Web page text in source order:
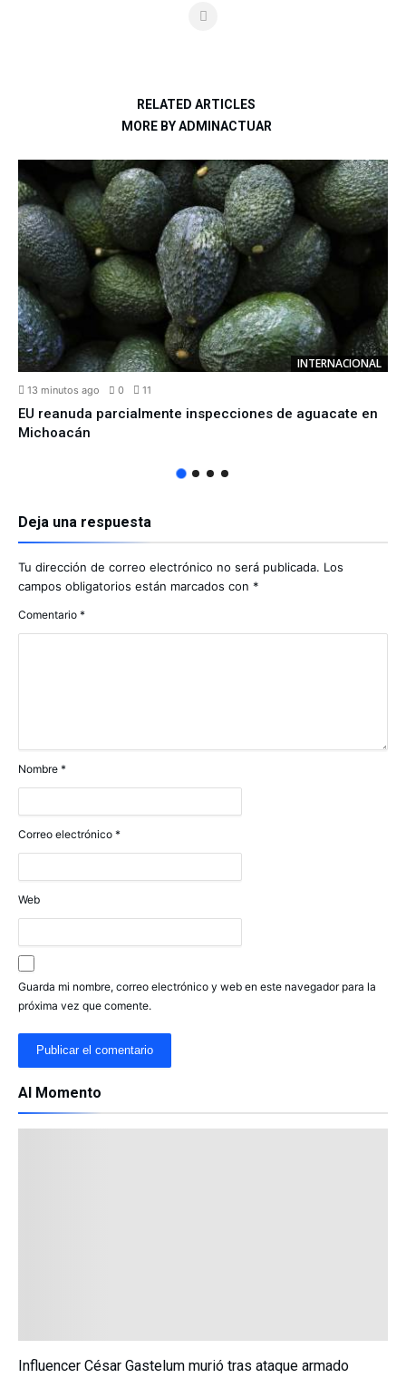
RELATED ARTICLES
MORE BY ADMINACTUAR
INTERNACIONAL
13 minutos ago 0 11
EU reanuda parcialmente inspecciones de aguacate en
Michoacán
Deja una respuesta
Tu dirección de correo electrónico no será publicada. Los
campos obligatorios están marcados con *
Comentario *
Nombre *
Correo electrónico *
Web
Guarda mi nombre, correo electrónico y web en este navegador para la
próxima vez que comente.
Al Momento
Influencer César Gastelum murió tras ataque armado